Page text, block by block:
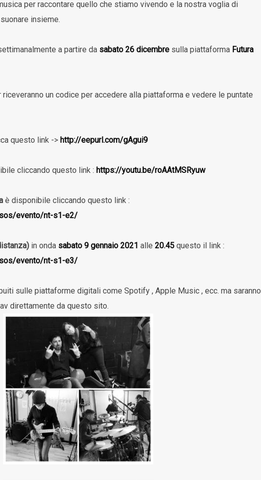
per raccontare quello che stiamo vivendo e la nostra voglia di
insieme.
a partire da sabato 26 dicembre sulla piattaforma Futura
un codice per accedere alla piattaforma e vedere le puntate
questo link -> http://eepurl.com/gAgui9
cliccando questo link : https://youtu.be/roAAtMSRyuw
è disponibile cliccando questo link :
evento/nt-s1-e2/
in onda sabato 9 gennaio 2021 alle 20.45 questo il link :
evento/nt-s1-e3/
sulle piattaforme digitali come Spotify , Apple Music , ecc. ma saranno
direttamente da questo sito.